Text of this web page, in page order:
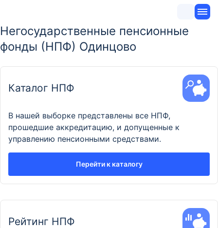
Негосударственные пенсионные
фонды (НПФ) Одинцово
Каталог НПФ
В нашей выборке представлены все НПФ,
прошедшие аккредитацию, и допущенные к
управлению пенсионными средствами.
Перейти к каталогу
Рейтинг НПФ